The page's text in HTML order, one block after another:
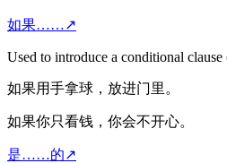
如果……↗
Used to introduce a conditional clause
如果用手拿球，放进门里。
如果你只看钱，你会不开心。
是……的↗